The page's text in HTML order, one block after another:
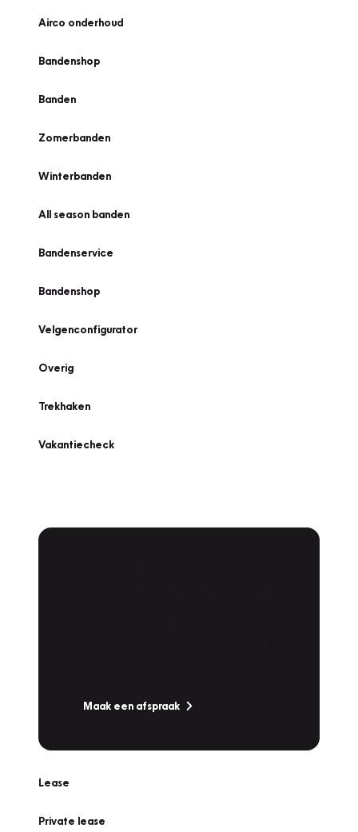
Airco onderhoud
Bandenshop
Banden
Zomerbanden
Winterbanden
All season banden
Bandenservice
Bandenshop
Velgenconfigurator
Overig
Trekhaken
Vakantiecheck
Maak een afspraak
Lease
Private lease